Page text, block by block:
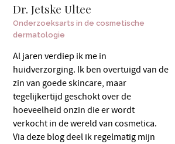
Dr. Jetske Ultee
Onderzoeksarts in de cosmetische
dermatologie
Al jaren verdiep ik me in
huidverzorging. Ik ben overtuigd van de
zin van goede skincare, maar
tegelijkertijd geschokt over de
hoeveelheid onzin die er wordt
verkocht in de wereld van cosmetica.
Via deze blog deel ik regelmatig mijn